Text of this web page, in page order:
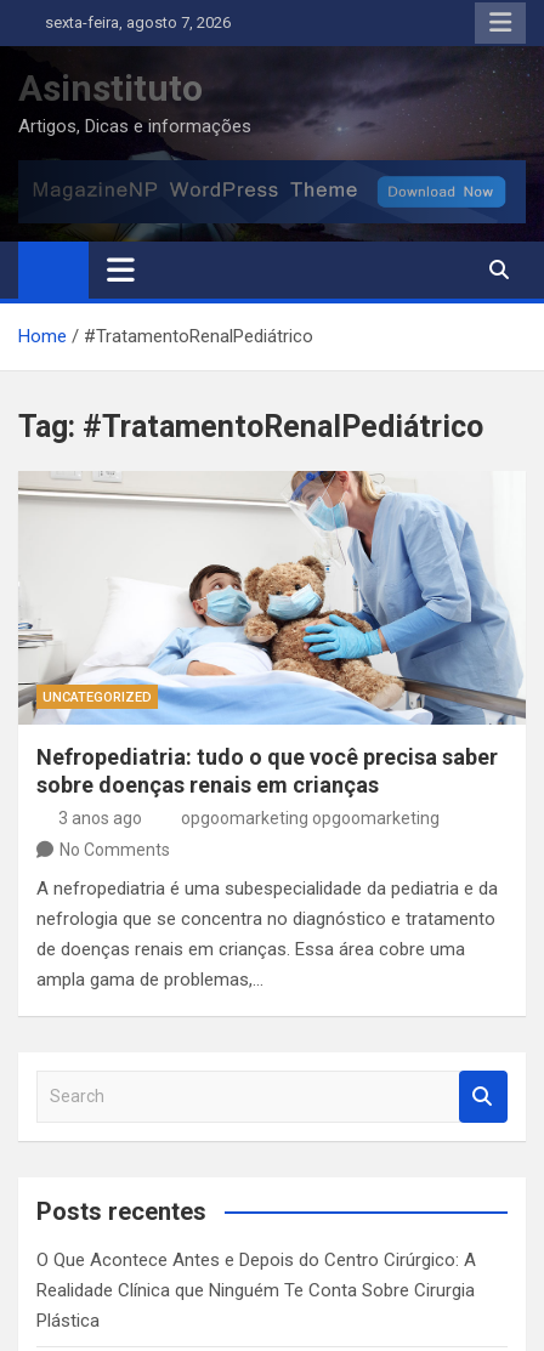
to
content
sexta-feira, agosto 7, 2026
Asinstituto
Artigos, Dicas e informações
Home #TratamentoRenalPediátrico
Tag: #TratamentoRenalPediátrico
UNCATEGORIZED
Nefropediatria: tudo o que você precisa saber
sobre doenças renais em crianças
3 anos ago
opgoomarketing opgoomarketing
No Comments
A nefropediatria é uma subespecialidade da pediatria e da
nefrologia que se concentra no diagnóstico e tratamento
de doenças renais em crianças. Essa área cobre uma
ampla gama de problemas,…
a
c
Posts recentes
O Que Acontece Antes e Depois do Centro Cirúrgico: A
Realidade Clínica que Ninguém Te Conta Sobre Cirurgia
Plástica